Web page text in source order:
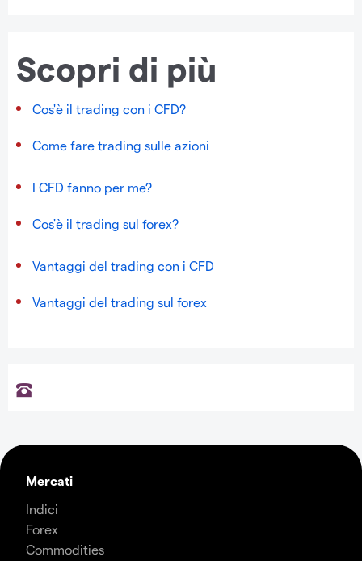
Scopri di più
Cos'è il trading con i CFD?
Come fare trading sulle azioni
I CFD fanno per me?
Cos'è il trading sul forex?
Vantaggi del trading con i CFD
Vantaggi del trading sul forex
Mercati
Indici
Forex
Commodities